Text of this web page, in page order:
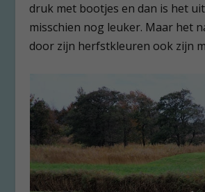
druk met bootjes en dan is het
misschien nog leuker. Maar het
door zijn herfstkleuren ook zijn